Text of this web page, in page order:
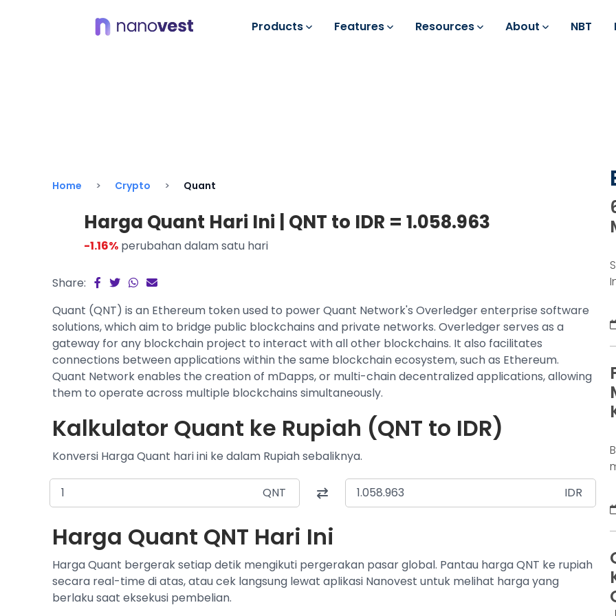
Products Features Resources About NBT
Home Crypto Quant
Harga Quant Hari Ini | QNT to IDR = 1.058.963
-1.16% perubahan dalam satu hari
Share:
Quant (QNT) is an Ethereum token used to power Quant Network's Overledger enterprise software
solutions, which aim to bridge public blockchains and private networks. Overledger serves as a
gateway for any blockchain project to interact with all other blockchains. It also facilitates
connections between applications within the same blockchain ecosystem, such as Ethereum.
Quant Network enables the creation of mDapps, or multi-chain decentralized applications, allowing
them to operate across multiple blockchains simultaneously.
Kalkulator Quant ke Rupiah (QNT to IDR)
Konversi Harga Quant hari ini ke dalam Rupiah sebaliknya.
QNT IDR
Harga Quant QNT Hari Ini
Harga Quant bergerak setiap detik mengikuti pergerakan pasar global. Pantau harga QNT ke rupiah
secara real-time di atas, atau cek langsung lewat aplikasi Nanovest untuk melihat harga yang
berlaku saat eksekusi pembelian.